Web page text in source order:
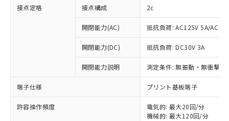
接点定格 接点構成 2c
開閉能力(AC) 抵抗負荷: AC125V 5A/
開閉能力(DC) 抵抗負荷: DC30V 3A
開閉能力説明 測定条件: 無振動・無衝撃
端子仕様 プリント基板端子
許容操作頻度
電気的: 最大20回/分
機械的: 最大120回/分
※1 対応状況
対応済み：EU RoHS指令（10物質）の
非含有に対応した製品が提供可能な商品で
す。